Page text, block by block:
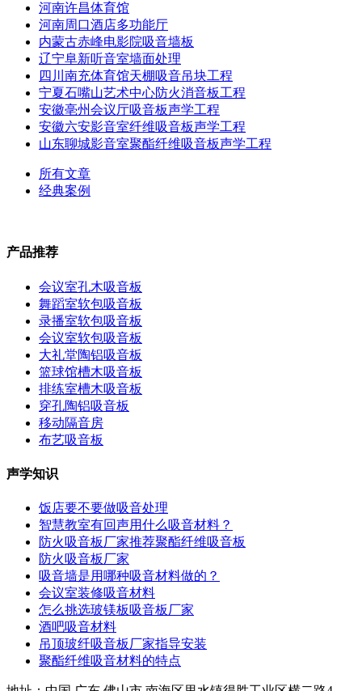
河南许昌体育馆
河南周口酒店多功能厅
内蒙古赤峰电影院吸音墙板
辽宁阜新听音室墙面处理
四川南充体育馆天棚吸音吊块工程
宁夏石嘴山艺术中心防火消音板工程
安徽亳州会议厅吸音板声学工程
安徽六安影音室纤维吸音板声学工程
山东聊城影音室聚酯纤维吸音板声学工程
所有文章
经典案例
产品推荐
会议室孔木吸音板
舞蹈室软包吸音板
录播室软包吸音板
会议室软包吸音板
大礼堂陶铝吸音板
篮球馆槽木吸音板
排练室槽木吸音板
穿孔陶铝吸音板
移动隔音房
布艺吸音板
声学知识
饭店要不要做吸音处理
智慧教室有回声用什么吸音材料？
防火吸音板厂家推荐聚酯纤维吸音板
防火吸音板厂家
吸音墙是用哪种吸音材料做的？
会议室装修吸音材料
怎么挑选玻镁板吸音板厂家
酒吧吸音材料
吊顶玻纤吸音板厂家指导安装
聚酯纤维吸音材料的特点